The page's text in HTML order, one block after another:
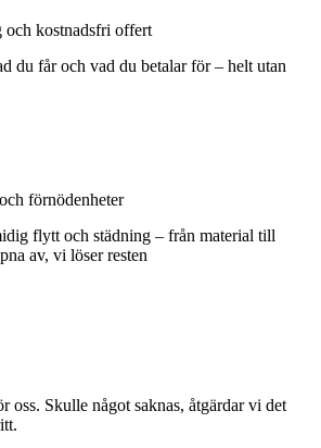
och kostnadsfri offert
du får och vad du betalar för – helt utan
förnödenheter
flytt och städning – från material till
av, vi löser resten
oss. Skulle något saknas, åtgärdar vi det